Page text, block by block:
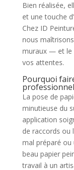
Bien réalisée,
et une touche
Chez ID
nous
muraux — et le
vos attentes.
Pourquoi
La pose de
minutieuse du
application
de raccords ou
mal préparé ou
beau papier
travail à un